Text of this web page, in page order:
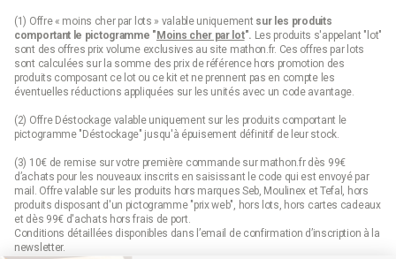
(1) Offre « moins cher par lots » valable uniquement sur les produits
comportant le pictogramme "Moins cher par lot". Les produits s'appelant "lot"
sont des offres prix volume exclusives au site mathon.fr. Ces offres par lots
sont calculées sur la somme des prix de référence hors promotion des
produits composant ce lot ou ce kit et ne prennent pas en compte les
éventuelles réductions appliquées sur les unités avec un code avantage.
(2) Offre Déstockage valable uniquement sur les produits comportant le
pictogramme "Déstockage" jusqu'à épuisement définitif de leur stock.
(3) 10€ de remise sur votre première commande sur mathon.fr dès 99€
d’achats pour les nouveaux inscrits en saisissant le code qui est envoyé par
mail. Offre valable sur les produits hors marques Seb, Moulinex et Tefal, hors
produits disposant d'un pictogramme "prix web", hors lots, hors cartes cadeaux
et dès 99€ d'achats hors frais de port.
Conditions détaillées disponibles dans l’email de confirmation d’inscription à la
newsletter.